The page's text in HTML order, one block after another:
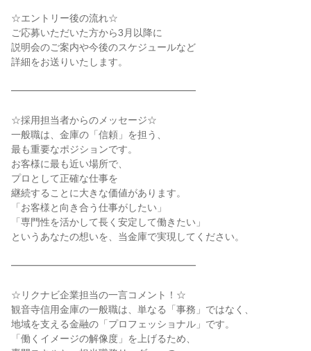
☆エントリー後の流れ☆
ご応募いただいた方から3月以降に
説明会のご案内や今後のスケジュールなど
詳細をお送りいたします。
━━━━━━━━━━━━━━━━━━━
☆採用担当者からのメッセージ☆
一般職は、金庫の「信頼」を担う、
最も重要なポジションです。
お客様に最も近い場所で、
プロとして正確な仕事を
継続することに大きな価値があります。
「お客様と向き合う仕事がしたい」
「専門性を活かして長く安定して働きたい」
というあなたの想いを、当金庫で実現してください。
━━━━━━━━━━━━━━━━━━━
☆リクナビ企業担当の一言コメント！☆
観音寺信用金庫の一般職は、単なる「事務」ではなく、
地域を支える金融の「プロフェッショナル」です。
「働くイメージの解像度」を上げるため、